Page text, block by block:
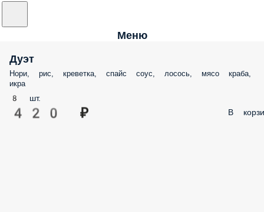
Меню
Дуэт
Нори, рис, креветка, спайс соус, лосось, мясо краба,
икра
8 шт.
420 ₽ В